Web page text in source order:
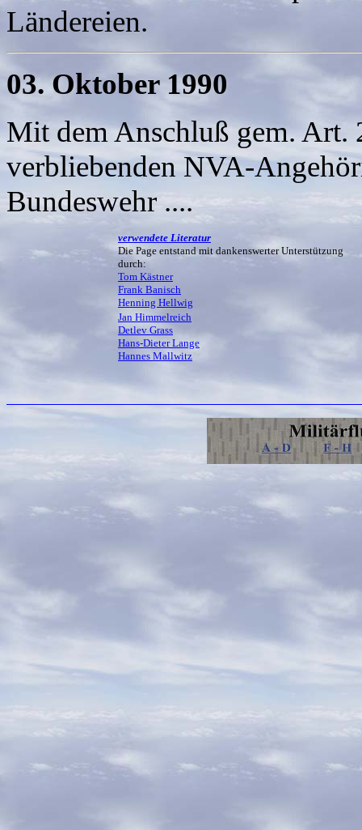
Ländereien.
03. Oktober 1990
Mit dem Anschluß gem. Art.
verbliebenden NVA-
Bundeswehr ....
verwendete Literatur
Die Page entstand mit dankenswerter Unterstützung
durch:
Tom Kästner
Frank Banisch
Henning Hellwig
Jan Himmelreich
Detlev Grass
Hans-Dieter Lange
Hannes Mallwitz